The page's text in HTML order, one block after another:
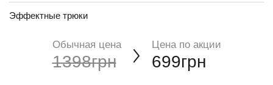
Эффектные трюки
Обычная цена
1398грн
Цена по акции
699грн